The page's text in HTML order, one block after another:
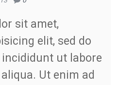
sit amet,
elit, sed do
ut labore
Ut enim ad